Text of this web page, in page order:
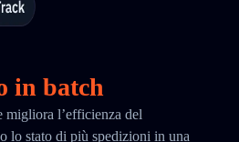
in batch
l’efficienza del
lo stato di più spedizioni in una